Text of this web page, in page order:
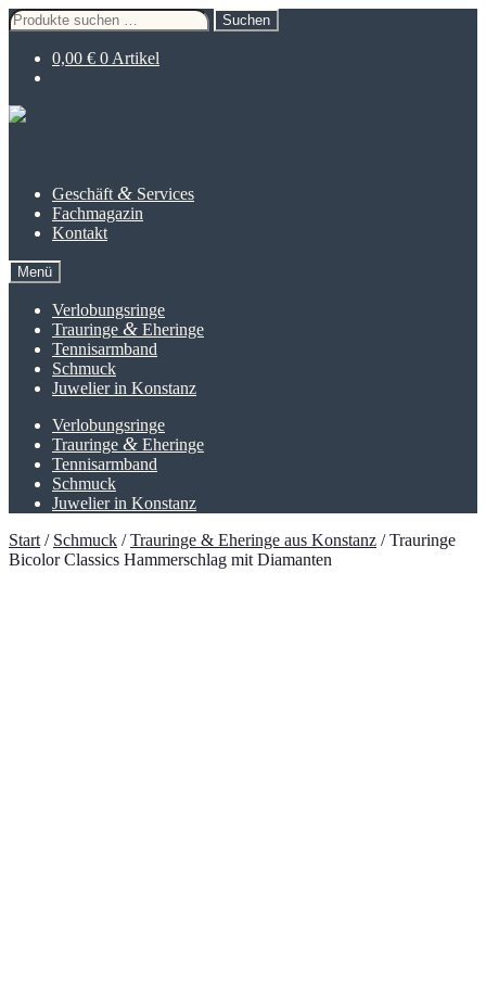
Suche
nach:
Suchen
0,00 € 0 Artikel
Zur
Zum
Geschäft & Services
Fachmagazin
Kontakt
Menü
Verlobungsringe
Trauringe & Eheringe
Tennisarmband
Schmuck
Juwelier in Konstanz
Verlobungsringe
Trauringe & Eheringe
Tennisarmband
Schmuck
Juwelier in Konstanz
Start / Schmuck /Trauringe & Eheringe aus Konstanz /Trauringe
Bicolor Classics Hammerschlag mit Diamanten